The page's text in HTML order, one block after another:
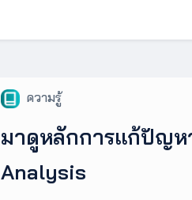
ความรู้
มาดูหลักการแก้ปัญห
Analysis